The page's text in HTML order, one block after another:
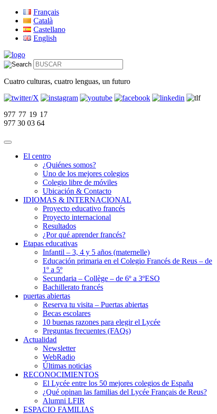
Français
Català
Castellano
English
Cuatro culturas, cuatro lenguas, un futuro
977 77 19 17
977 30 03 64
El centro
¿Quiénes somos?
Uno de los mejores colegios
Colegio libre de móviles
Ubicación & Contacto
IDIOMAS & INTERNACIONAL
Proyecto educativo francés
Proyecto internacional
Resultados
¿Por qué aprender francés?
Etapas educativas
Infantil – 3, 4 y 5 años (maternelle)
Educación primaria en el Colegio Francés de Reus – de
1º a 5º
Secundaria – Collège – de 6º a 3ºESO
Bachillerato francés
puertas abiertas
Reserva tu visita – Puertas abiertas
Becas escolares
10 buenas razones para elegir el Lycée
Preguntas frecuentes (FAQs)
Actualidad
Newsletter
WebRadio
Últimas noticias
RECONOCIMIENTOS
El Lycée entre los 50 mejores colegios de España
¿Qué opinan las familias del Lycée Français de Reus?
Alumni LFIR
ESPACIO FAMILIAS